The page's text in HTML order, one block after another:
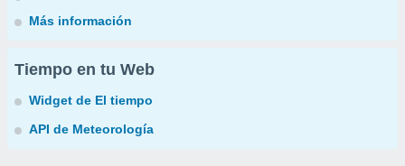
Más información
Tiempo en tu Web
Widget de El tiempo
API de Meteorología